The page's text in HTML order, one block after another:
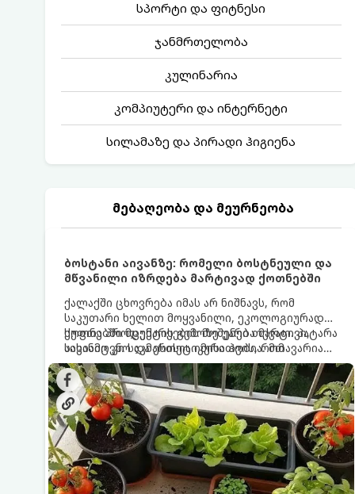
სპორტი და ფიტნესი
ჯანმრთელობა
კულინარია
კომპიუტერი და ინტერნეტი
სილამაზე და პირადი ჰიგიენა
მებაღეობა და მეურნეობა
ბოსტანი აივანზე: რომელი ბოსტნეული და
მწვანილი იზრდება მარტივად ქოთნებში
ქალაქში ცხოვრება იმას არ ნიშნავს, რომ
საკუთარი ხელით მოყვანილი, ეკოლოგიურად
სუფთა პროდუქტის გემოზე უარი თქვათ. პატარა
აივანიც კი საკმარისია იმისათვის, რომ
მოიწყოთ მინი-ბოსტანი, საიდანაც
ყოველდღიურად ახალ, არომატულ მწვანილსა
და ბოსტნეულს მოკრეფთ.
ქოთნებში მცენარეების მოშენება მარტივი,
სასიამოვნო და ესთეტიკური ჰობია. მთავარია
იცოდეთ, რომელი კულტურები ეგუებიან
ქოთნის პირობებს ყველაზე კარგად და როგორ
მოუაროთ მათ სწორად.